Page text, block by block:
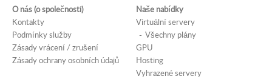
O nás (o společnosti)
Kontakty
Podmínky služby
Zásady vrácení / zrušení
Zásady ochrany osobních údajů
Naše nabídky
Virtuální servery
Všechny plány
GPU
Hosting
Vyhrazené servery